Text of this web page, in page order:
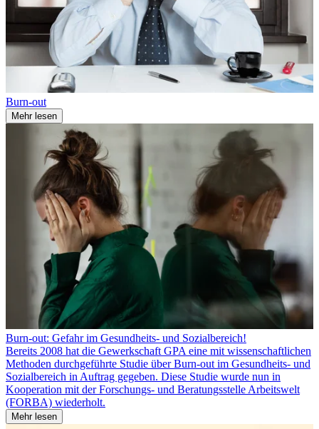
Burn-out
Mehr lesen
Burn-out: Gefahr im Gesundheits- und Sozialbereich!
Bereits 2008 hat die Gewerkschaft GPA eine mit wissenschaftlichen
Methoden durchgeführte Studie über Burn-out im Gesundheits- und
Sozialbereich in Auftrag gegeben. Diese Studie wurde nun in
Kooperation mit der Forschungs- und Beratungsstelle Arbeitswelt
(FORBA) wiederholt.
Mehr lesen